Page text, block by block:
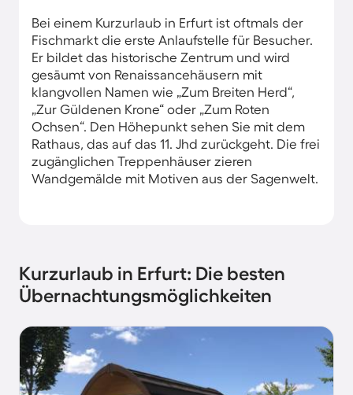
Bei einem Kurzurlaub in Erfurt ist oftmals der
Fischmarkt die erste Anlaufstelle für Besucher.
Er bildet das historische Zentrum und wird
gesäumt von Renaissancehäusern mit
klangvollen Namen wie „Zum Breiten Herd“,
„Zur Güldenen Krone“ oder „Zum Roten
Ochsen“. Den Höhepunkt sehen Sie mit dem
Rathaus, das auf das 11. Jhd zurückgeht. Die frei
zugänglichen Treppenhäuser zieren
Wandgemälde mit Motiven aus der Sagenwelt.
Kurzurlaub in Erfurt: Die besten
Übernachtungsmöglichkeiten